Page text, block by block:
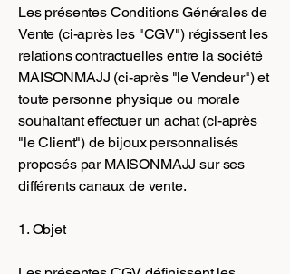
Les présentes Conditions Générales de
Vente (ci-après les "CGV") régissent les
relations contractuelles entre la société
MAISONMAJJ (ci-après "le Vendeur") et
toute personne physique ou morale
souhaitant effectuer un achat (ci-après
"le Client") de bijoux personnalisés
proposés par MAISONMAJJ sur ses
différents canaux de vente.
1. Objet